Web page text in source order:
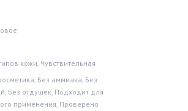
кожи, Чувствительная
Без аммиака, Без
Без отдушек, Подходит для
применения, Проверено